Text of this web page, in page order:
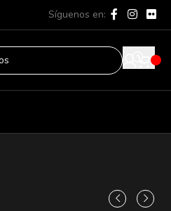
Síguenos en: